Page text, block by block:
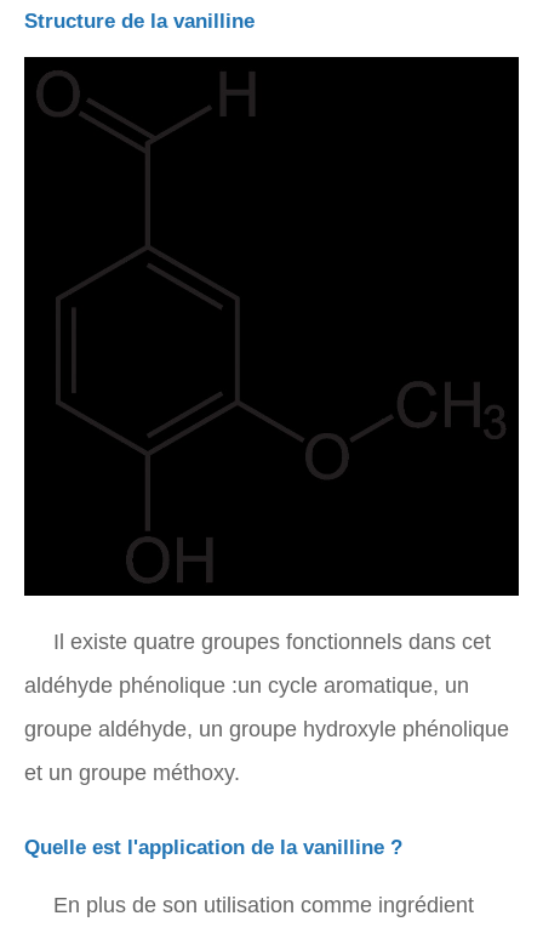
Structure de la vanilline
Il existe quatre groupes fonctionnels dans cet
aldéhyde phénolique :un cycle aromatique, un
groupe aldéhyde, un groupe hydroxyle phénolique
et un groupe méthoxy.
Quelle est l'application de la vanilline ?
En plus de son utilisation comme ingrédient